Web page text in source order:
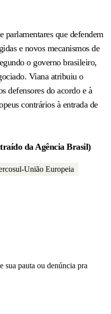
parlamentares que defendem
e novos mecanismos de
o governo brasileiro,
Viana atribuiu o
defensores do acordo e à
contrários à entrada de
da Agência Brasil)
União Europeia
sua pauta ou denúncia pra